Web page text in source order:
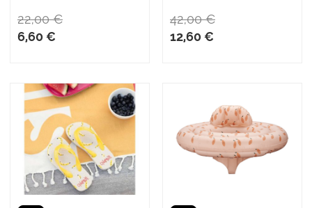
6,60 €
22,00 €
12,60 €
42,00 €